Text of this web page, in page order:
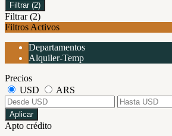
Filtrar (2)
Filtrar (2)
Filtros Activos
Departamentos
Alquiler-Temp
Precios
USD
ARS
Aplicar
Apto crédito